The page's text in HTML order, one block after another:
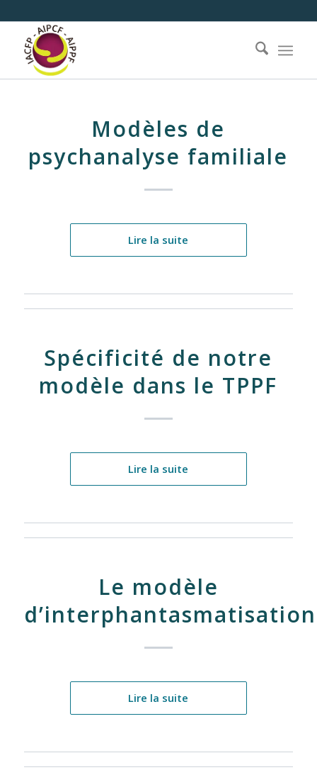
Modèles de
psychanalyse familiale
Lire la suite
Spécificité de notre
modèle dans le TPPF
Lire la suite
Le modèle
d’interphantasmatisation
Lire la suite